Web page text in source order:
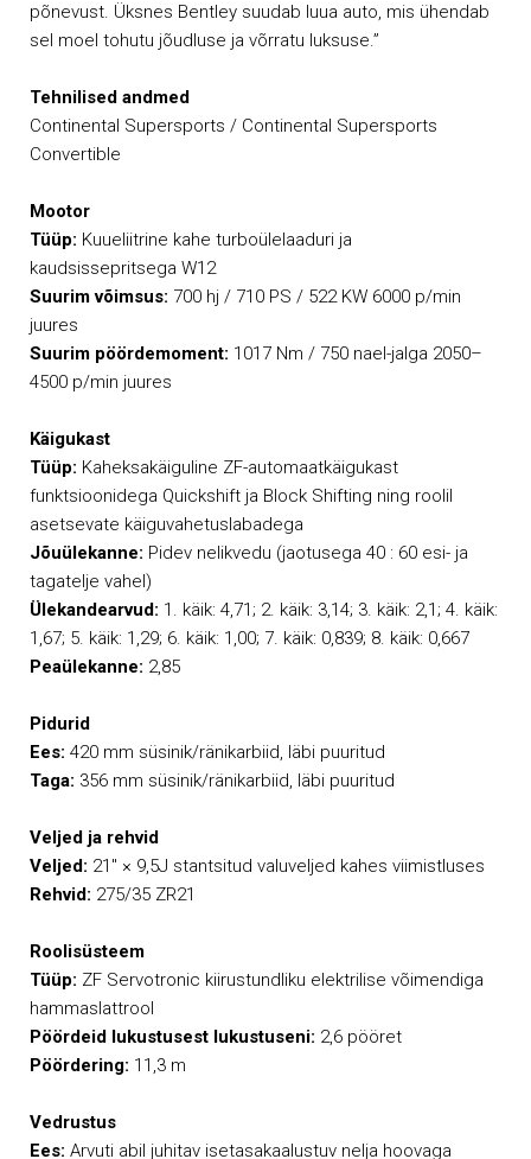
põnevust. Üksnes Bentley suudab luua auto, mis ühendab
sel moel tohutu jõudluse ja võrratu luksuse.”
Tehnilised andmed
Continental Supersports / Continental Supersports
Convertible
Mootor
Tüüp: Kuueliitrine kahe turboülelaaduri ja
kaudsissepritsega W12
Suurim võimsus: 700 hj / 710 PS / 522 KW 6000 p/min
juures
Suurim pöördemoment: 1017 Nm / 750 nael-jalga 2050–
4500 p/min juures
Käigukast
Tüüp: Kaheksakäiguline ZF-automaatkäigukast
funktsioonidega Quickshift ja Block Shifting ning roolil
asetsevate käiguvahetuslabadega
Jõuülekanne: Pidev nelikvedu (jaotusega 40 : 60 esi- ja
tagatelje vahel)
Ülekandearvud: 1. käik: 4,71; 2. käik: 3,14; 3. käik: 2,1; 4. käik:
1,67; 5. käik: 1,29; 6. käik: 1,00; 7. käik: 0,839; 8. käik: 0,667
Peaülekanne: 2,85
Pidurid
Ees: 420 mm süsinik/ränikarbiid, läbi puuritud
Taga: 356 mm süsinik/ränikarbiid, läbi puuritud
Veljed ja rehvid
Veljed: 21" × 9,5J stantsitud valuveljed kahes viimistluses
Rehvid: 275/35 ZR21
Roolisüsteem
Tüüp: ZF Servotronic kiirustundliku elektrilise võimendiga
hammaslattrool
Pöördeid lukustusest lukustuseni: 2,6 pööret
Pöördering: 11,3 m
Vedrustus
Ees: Arvuti abil juhitav isetasakaalustuv nelja hoovaga